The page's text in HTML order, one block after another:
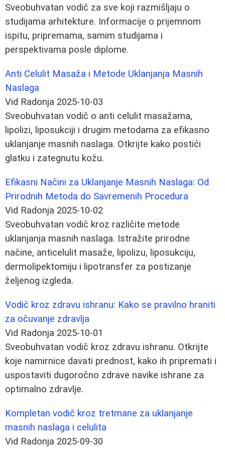
Sveobuhvatan vodič za sve koji razmišljaju o
studijama arhitekture. Informacije o prijemnom
ispitu, pripremama, samim studijama i
perspektivama posle diplome.
Anti Celulit Masaža i Metode Uklanjanja Masnih
Naslaga
Vid Radonja 2025-10-03
Sveobuhvatan vodič o anti celulit masažama,
lipolizi, liposukciji i drugim metodama za efikasno
uklanjanje masnih naslaga. Otkrijte kako postići
glatku i zategnutu kožu.
Efikasni Načini za Uklanjanje Masnih Naslaga: Od
Prirodnih Metoda do Savremenih Procedura
Vid Radonja 2025-10-02
Sveobuhvatan vodič kroz različite metode
uklanjanja masnih naslaga. Istražite prirodne
načine, anticelulit masaže, lipolizu, liposukciju,
dermolipektomiju i lipotransfer za postizanje
željenog izgleda.
Vodič kroz zdravu ishranu: Kako se pravilno hraniti
za očuvanje zdravlja
Vid Radonja 2025-10-01
Sveobuhvatan vodič kroz zdravu ishranu. Otkrijte
koje namirnice davati prednost, kako ih pripremati i
uspostaviti dugoročno zdrave navike ishrane za
optimalno zdravlje.
Kompletan vodič kroz tretmane za uklanjanje
masnih naslaga i celulita
Vid Radonja 2025-09-30